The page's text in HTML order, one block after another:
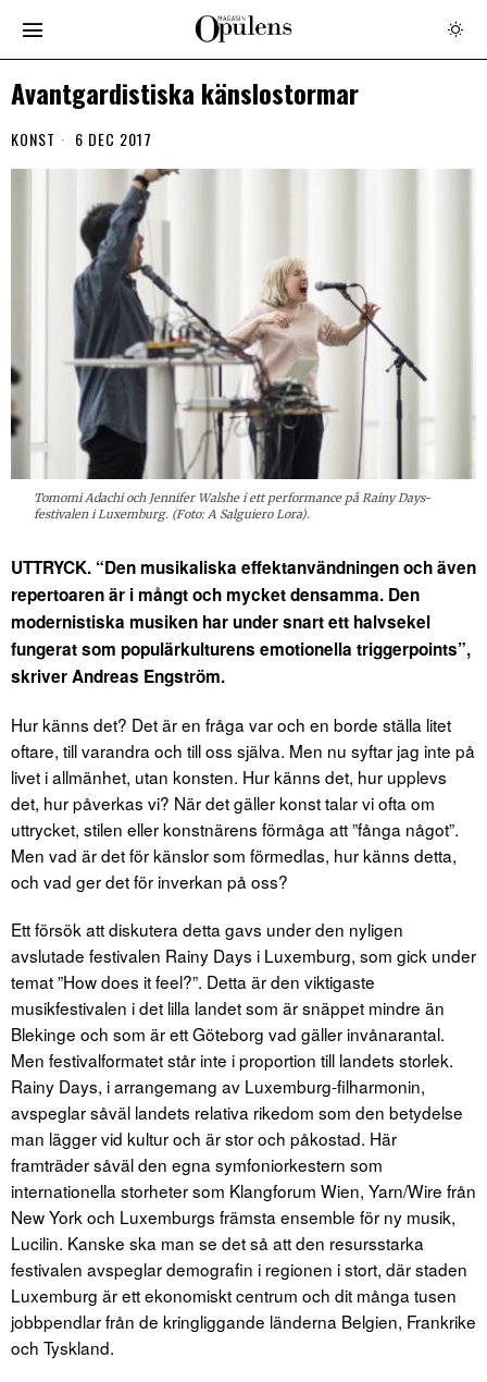
Avantgardistiska känslostormar
KONST 6 DEC 2017
Tomomi Adachi och Jennifer Walshe i ett performance på Rainy Days-
festivalen i Luxemburg. (Foto: A Salguiero Lora).
UTTRYCK. “Den musikaliska effektanvändningen och även
repertoaren är i mångt och mycket densamma. Den
modernistiska musiken har under snart ett halvsekel
fungerat som populärkulturens emotionella triggerpoints”,
skriver Andreas Engström.
Hur känns det? Det är en fråga var och en borde ställa litet
oftare, till varandra och till oss själva. Men nu syftar jag inte på
livet i allmänhet, utan konsten. Hur känns det, hur upplevs
det, hur påverkas vi? När det gäller konst talar vi ofta om
uttrycket, stilen eller konstnärens förmåga att ”fånga något”.
Men vad är det för känslor som förmedlas, hur känns detta,
och vad ger det för inverkan på oss?
Ett försök att diskutera detta gavs under den nyligen
avslutade festivalen Rainy Days i Luxemburg, som gick under
temat ”How does it feel?”. Detta är den viktigaste
musikfestivalen i det lilla landet som är snäppet mindre än
Blekinge och som är ett Göteborg vad gäller invånarantal.
Men festivalformatet står inte i proportion till landets storlek.
Rainy Days, i arrangemang av Luxemburg-filharmonin,
avspeglar såväl landets relativa rikedom som den betydelse
man lägger vid kultur och är stor och påkostad. Här
framträder såväl den egna symfoniorkestern som
internationella storheter som Klangforum Wien, Yarn/Wire från
New York och Luxemburgs främsta ensemble för ny musik,
Lucilin. Kanske ska man se det så att den resursstarka
festivalen avspeglar demografin i regionen i stort, där staden
Luxemburg är ett ekonomiskt centrum och dit många tusen
jobbpendlar från de kringliggande länderna Belgien, Frankrike
och Tyskland.